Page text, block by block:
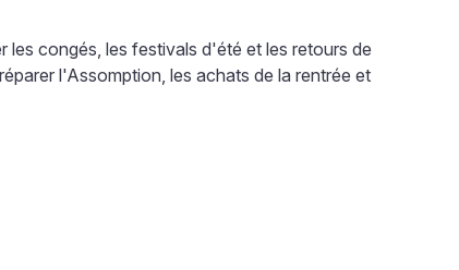
les congés, les festivals d'été et les retours de
l'Assomption, les achats de la rentrée et